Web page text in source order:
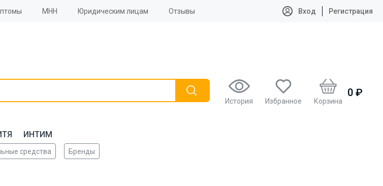
МНН Юридическим лицам Отзывы Вход Регистрация
История Избранное Корзина
0 ₽
ИНТИМ
средства Бренды